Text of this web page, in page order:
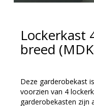
Lockerkast
breed
Deze garderobekast
voorzien van 4
garderobekasten zijn